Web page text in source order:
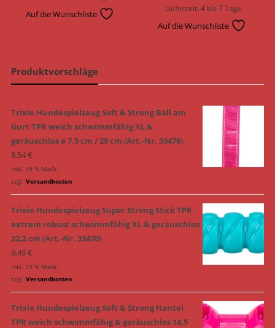
Auf die Wunschliste
Lieferzeit:4 bis 7 Tage
Auf die Wunschliste
Produktvorschläge
Trixie Hundespielzeug Soft & Strong Ball am
Gurt TPR weich schwimmfähig XL &
geräuschlos ø 7,5 cm / 29 cm (Art.-Nr. 33478)
8,54€
inkl. 19 % MwSt.
zzgl. Versandkosten
Trixie Hundespielzeug Super Strong Stick TPR
extrem robust schwimmfähig XL & geräuschlos
22,2 cm (Art.-Nr. 33470)
9,49€
inkl. 19 % MwSt.
zzgl. Versandkosten
Trixie Hundespielzeug Soft & Strong Hantel
TPR weich schwimmfähig & geräuschlos 14,5